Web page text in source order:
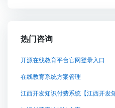
热门咨询
开源在线教育平台官网登录入口
在线教育系统方案管理